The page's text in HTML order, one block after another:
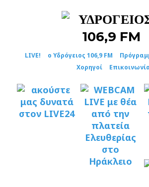
LIVE! ο Υδρόγειος 106,9 FM
Χορηγοί